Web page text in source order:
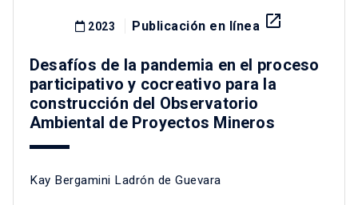
2023 Publicación en línea launch
Desafíos de la pandemia en el proceso
participativo y cocreativo para la
construcción del Observatorio
Ambiental de Proyectos Mineros
Kay Bergamini Ladrón de Guevara